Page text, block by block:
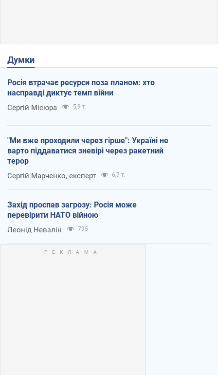
Думки
Росія втрачає ресурси поза планом: хто
насправді диктує темп війни
Сергій Місюра 5,9 т.
"Ми вже проходили через гірше": Україні не
варто піддаватися зневірі через ракетний
терор
Сергій Марченко, експерт 6,7 т.
Захід проспав загрозу: Росія може
перевірити НАТО війною
Леонід Невзлін 795